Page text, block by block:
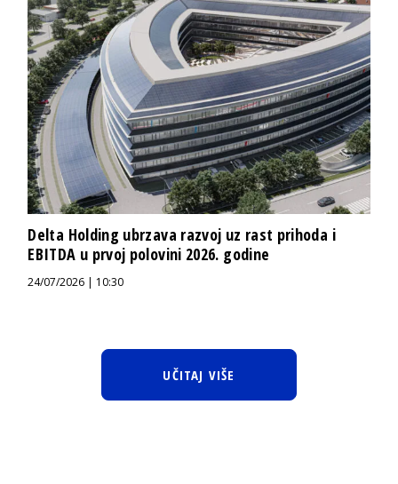
Delta Holding ubrzava razvoj uz rast prihoda i
EBITDA u prvoj polovini 2026. godine
24/07/2026 | 10:30
UČITAJ VIŠE